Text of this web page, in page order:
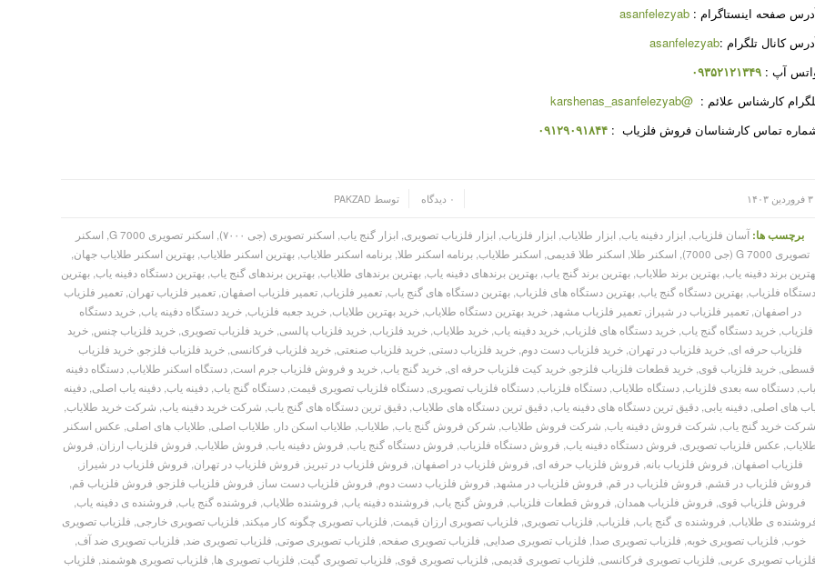
صفحه اینستاگرام : asanfelezyab
کانال تلگرام :asanfelezyab
آپ : ۰۹۳۵۲۱۲۱۳۴۹
کارشناس علائم : @karshenas_asanfelezyab
تماس کارشناسان فروش فلزیاب : ۰۹۱۲۹۰۹۱۸۴۴
۱۴۰۳ ۰ دیدگاه توسط PAKZAD
برچسب ها: آسان فلزیاب ابزار دفینه یاب ابزار طلایاب ابزار فلزیاب ابزار فلزیاب تصویری ابزار گنج یاب اسکنر تصویری (جی ۷۰۰۰) اسکنر تصویری G 7000 , اسکنر
تصویری G 7000 (جی 7000)
اسکنر طلا اسکنر طلا قدیمی اسکنر طلایاب ,برنامه اسکنر طلا ,برنامه اسکنر طلایاب ,بهترین اسکنر طلایاب ,بهترین اسکنر طلایاب جهان
برند دفینه یاب بهترین برند طلایاب بهترین برند گنج یاب بهترین برندهای دفینه یاب بهترین برندهای طلایاب بهترین برندهای گنج یاب بهترین دستگاه دفینه یاب بهترین
دستگاه فلزیاب بهترین دستگاه گنج یاب بهترین دستگاه های فلزیاب بهترین دستگاه های گنج یاب تعمیر فلزیاب تعمیر فلزیاب اصفهان تعمیر فلزیاب تهران تعمیر فلزیاب
در اصفهان ,تعمیر فلزیاب در شیراز ,تعمیر فلزیاب مشهد ,خرید بهترین دستگاه طلایاب ,خرید بهترین طلایاب ,خرید جعبه فلزیاب ,خرید دستگاه دفینه یاب ,خرید دستگاه
فلزیاب ,خرید دستگاه گنج یاب ,خرید دستگاه های فلزیاب ,خرید دفینه یاب ,خرید طلایاب ,خرید فلزیاب ,خرید فلزیاب پالسی ,خرید فلزیاب تصویری ,خرید فلزیاب چنس ,خرید
فلزیاب حرفه ای ,خرید فلزیاب در تهران ,خرید فلزیاب دست دوم ,خرید فلزیاب دستی ,خرید فلزیاب صنعتی ,خرید فلزیاب فرکانسی ,خرید فلزیاب فلزجو ,خرید فلزیاب
قسطی ,خرید فلزیاب قوی ,خرید قطعات فلزیاب فلزجو ,خرید کیت فلزیاب حرفه ای ,خرید گنج یاب ,خرید و فروش فلزیاب جرم است ,دستگاه اسکنر طلایاب ,دستگاه دفینه
یاب دستگاه سه بعدی فلزیاب دستگاه طلایاب دستگاه فلزیاب دستگاه فلزیاب تصویری دستگاه فلزیاب تصویری قیمت دستگاه گنج یاب دفینه یاب دفینه یاب اصلی دفینه
های اصلی ,دفینه یابی ,دقیق ترین دستگاه های دفینه یاب ,دقیق ترین دستگاه های طلایاب ,دقیق ترین دستگاه های گنج یاب شرکت خرید دفینه یاب شرکت خرید طلایاب
شرکت خرید گنج یاب شرکت فروش دفینه یاب شرکت فروش طلایاب شرکن فروش گنج یاب طلایاب طلایاب اسکن دار طلایاب اصلی طلایاب های اصلی عکس اسکنر
عکس فلزیاب تصویری فروش دستگاه دفینه یاب فروش دستگاه فلزیاب فروش دستگاه گنج یاب فروش دفینه یاب فروش طلایاب فروش فلزیاب ارزان فروش
فلزیاب اصفهان فروش فلزیاب بانه فروش فلزیاب حرفه ای فروش فلزیاب در اصفهان فروش فلزیاب در تبریز فروش فلزیاب در تهران فروش فلزیاب در شیراز
فروش فلزیاب در قشم فروش فلزیاب در قم فروش فلزیاب در مشهد فروش فلزیاب دست دوم فروش فلزیاب دست ساز فروش فلزیاب فلزجو فروش فلزیاب قم
فروش فلزیاب قوی فروش فلزیاب همدان فروش قطعات فلزیاب فروش گنج یاب فروشنده دفینه یاب فروشنده طلایاب فروشنده گنج یاب فروشنده ی دفینه یاب
ی طلایاب فروشنده ی گنج یاب فلزیاب فلزیاب تصویری فلزیاب تصویری ارزان قیمت فلزیاب تصویری چگونه کار میکند فلزیاب تصویری خارجی فلزیاب تصویری
خوب فلزیاب تصویری خوبه فلزیاب تصویری صدا فلزیاب تصویری صدایی فلزیاب تصویری صفحه فلزیاب تصویری صوتی فلزیاب تصویری ضد فلزیاب تصویری ضد آف
فلزیاب تصویری عربی فلزیاب تصویری فرکانسی فلزیاب تصویری قدیمی فلزیاب تصویری قوی فلزیاب تصویری گیت فلزیاب تصویری ها فلزیاب تصویری هوشمند فلزیاب